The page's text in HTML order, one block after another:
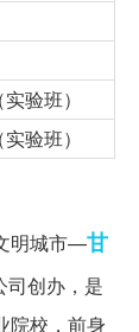
验班）
验班）
明城市—甘
司创办，是
院校，前身